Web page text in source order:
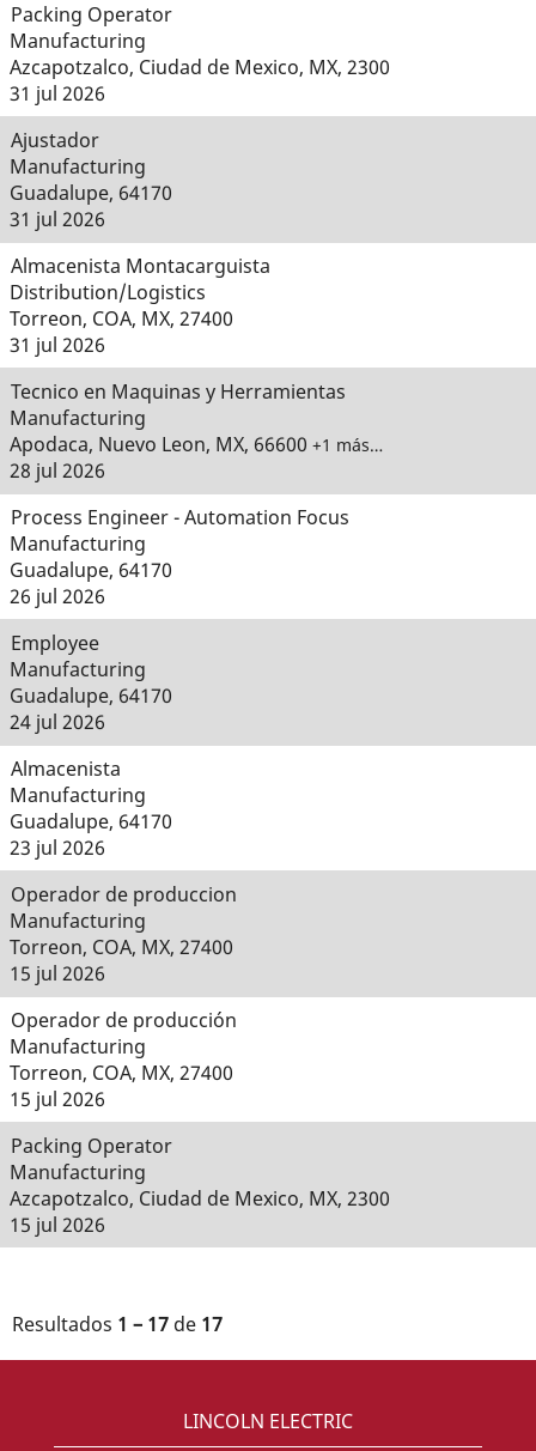
Packing Operator
Manufacturing
Azcapotzalco, Ciudad de Mexico, MX, 2300
31 jul 2026
Ajustador
Manufacturing
Guadalupe, 64170
31 jul 2026
Almacenista Montacarguista
Distribution/Logistics
Torreon, COA, MX, 27400
31 jul 2026
Tecnico en Maquinas y Herramientas
Manufacturing
Apodaca, Nuevo Leon, MX, 66600 +1 más…
28 jul 2026
Process Engineer - Automation Focus
Manufacturing
Guadalupe, 64170
26 jul 2026
Employee
Manufacturing
Guadalupe, 64170
24 jul 2026
Almacenista
Manufacturing
Guadalupe, 64170
23 jul 2026
Operador de produccion
Manufacturing
Torreon, COA, MX, 27400
15 jul 2026
Operador de producción
Manufacturing
Torreon, COA, MX, 27400
15 jul 2026
Packing Operator
Manufacturing
Azcapotzalco, Ciudad de Mexico, MX, 2300
15 jul 2026
Resultados 1 – 17 de 17
LINCOLN ELECTRIC